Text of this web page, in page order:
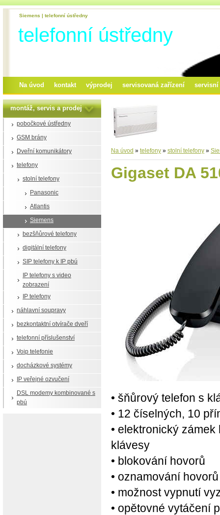
Siemens | telefonní ústředny
telefonní ústředny
Na úvod kontakt výprodej servisovaná zařízení servisní
montáž, servis a prodej
pobočkové ústředny
GSM brány
Dveřní komunikátory
telefony
stolní telefony
Panasonic
Atlantis
Siemens
bezšňůrové telefony
digitální telefony
SIP telefony k IP pbú
IP telefony s video
zobrazení
IP telefony
náhlavní soupravy
bezkontaktní otvírače dveří
telefonní příslušenství
Voip telefonie
docházkové systémy
IP veřejné ozvučení
DSL modemy kombinované s
pbú
Na úvod » telefony » stolní telefony »
Gigaset DA
• šňůrový telefon s
• 12 číselných, 10
• elektronický
klávesy
• blokování hovorů
• oznamování
• možnost vypnutí
• opětovné vytáčení